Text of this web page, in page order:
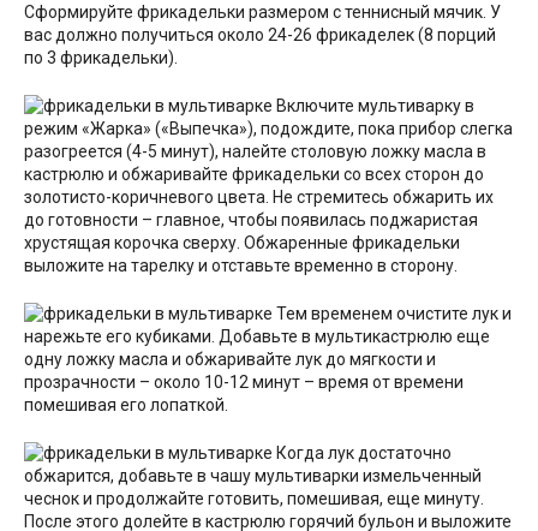
Сформируйте фрикадельки размером с теннисный мячик. У
вас должно получиться около 24-26 фрикаделек (8 порций
по 3 фрикадельки).
Включите мультиварку в
режим «Жарка» («Выпечка»), подождите, пока прибор слегка
разогреется (4-5 минут), налейте столовую ложку масла в
кастрюлю и обжаривайте фрикадельки со всех сторон до
золотисто-коричневого цвета. Не стремитесь обжарить их
до готовности – главное, чтобы появилась поджаристая
хрустящая корочка сверху. Обжаренные фрикадельки
выложите на тарелку и отставьте временно в сторону.
Тем временем очистите лук и
нарежьте его кубиками. Добавьте в мультикастрюлю еще
одну ложку масла и обжаривайте лук до мягкости и
прозрачности – около 10-12 минут – время от времени
помешивая его лопаткой.
Когда лук достаточно
обжарится, добавьте в чашу мультиварки измельченный
чеснок и продолжайте готовить, помешивая, еще минуту.
После этого долейте в кастрюлю горячий бульон и выложите